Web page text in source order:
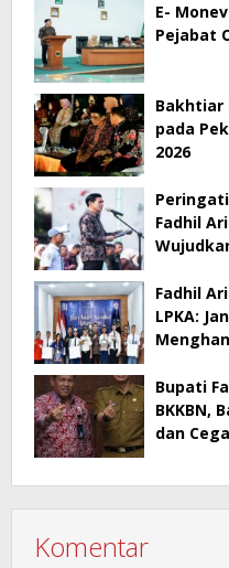
E-
Pejabat
Bakhtiar
pada
2026
Fadhil
Fadhil
LPKA:
Bupati
BKKBN,
dan
Komentar